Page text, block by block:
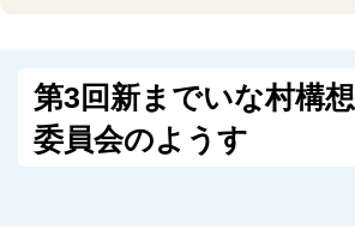
第3回新までいな村構
委員会のようす